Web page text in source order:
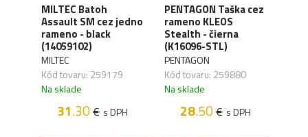
MILTEC Batoh
Assault SM cez jedno
rameno - black
(14059102)
MILTEC
Kód tovaru: 259179
Na sklade
31.30€ s DPH
PENTAGON Taška cez
rameno KLEOS
Stealth - čierna
(K16096-STL)
PENTAGON
Kód tovaru: 259880
Na sklade
28.50€ s DPH